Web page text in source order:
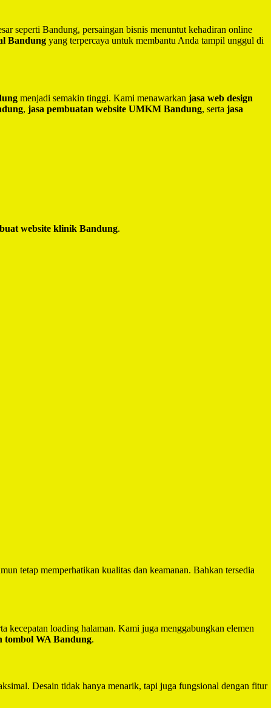
seperti Bandung, persaingan bisnis menuntut kehadiran online
Bandung yang terpercaya untuk membantu Anda tampil unggul di
menjadi semakin tinggi. Kami menawarkan jasa web design
, jasa pembuatan website UMKM Bandung, serta jasa
website klinik Bandung.
tetap memperhatikan kualitas dan keamanan. Bahkan tersedia
kecepatan loading halaman. Kami juga menggabungkan elemen
tombol WA Bandung.
Desain tidak hanya menarik, tapi juga fungsional dengan fitur